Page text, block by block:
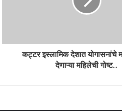
कट्टर इस्लामिक देशात योगासनांचे
देणाऱ्या महिलेची गोष्ट..